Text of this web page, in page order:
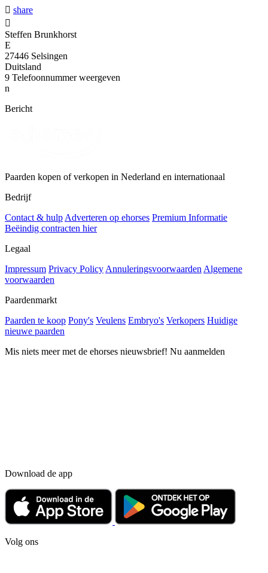
 share

Steffen Brunkhorst
E
27446 Selsingen
Duitsland
9 Telefoonnummer weergeven
n
Bericht
Paarden kopen of verkopen in Nederland en internationaal
Bedrijf
Contact & hulp Adverteren op ehorses Premium Informatie
Beëindig contracten hier
Legaal
Impressum Privacy Policy Annuleringsvoorwaarden Algemene
voorwaarden
Paardenmarkt
Paarden te koop Pony's Veulens Embryo's Verkopers Huidige
nieuwe paarden
Mis niets meer met de ehorses nieuwsbrief! Nu aanmelden
Download de app
Volg ons